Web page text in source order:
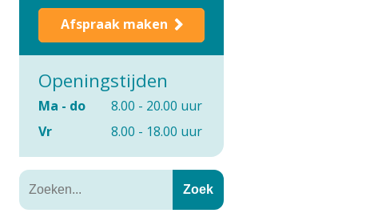
Afspraak maken
Openingstijden
Ma - do
8.00 - 20.00 uur
Vr
8.00 - 18.00 uur